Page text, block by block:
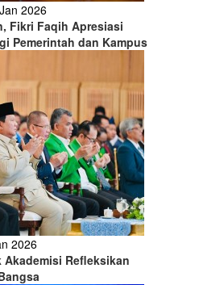
2026
Fikri Faqih Apresiasi
Pemerintah dan Kampus
2026
Akademisi Refleksikan